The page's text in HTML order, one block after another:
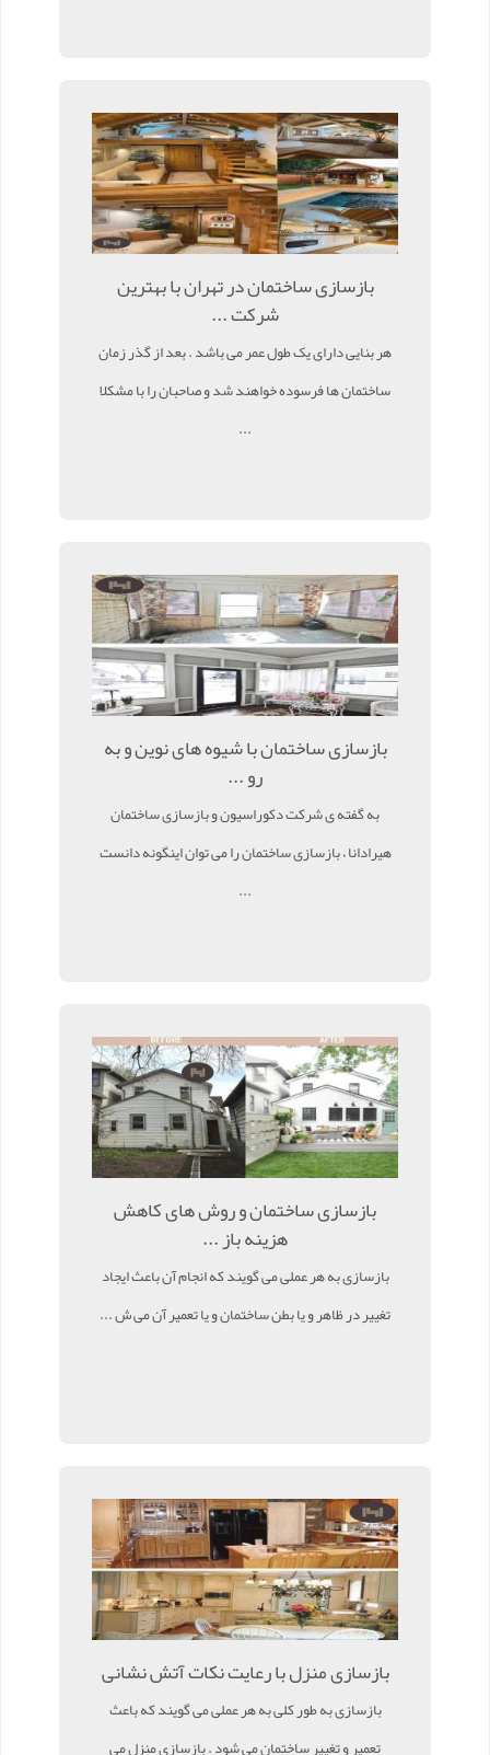
بازسازی ساختمان در تهران با بهترین
شرکت ...
هر بنایی دارای یک طول عمر می باشد . بعد از گذر زمان
ساختمان ها فرسوده خواهند شد و صاحبان را با مشکلا
...
بازسازی ساختمان با شیوه های نوین و به
رو ...
به گفته ی شرکت دکوراسیون و بازسازی ساختمان
هیرادانا ، بازسازی ساختمان را می توان اینگونه دانست
...
بازسازی ساختمان و روش های کاهش
هزینه باز ...
بازسازی به هر عملی می گویند که انجام آن باعث ایجاد
تغییر در ظاهر و یا بطن ساختمان و یا تعمیر آن می ش ...
بازسازی منزل با رعایت نکات آتش نشانی
بازسازی به طور کلی به هر عملی می گویند که باعث
تعمیر و تغییر ساختمان می شود . بازسازی منزل می